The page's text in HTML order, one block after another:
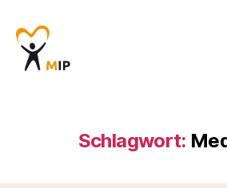
Schlagwort: